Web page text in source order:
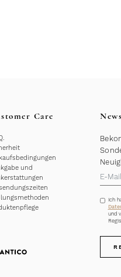
Care
und
Ich
und